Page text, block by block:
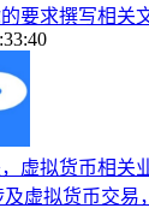
要求撰写相关
虚拟货币相关
虚拟货币交易